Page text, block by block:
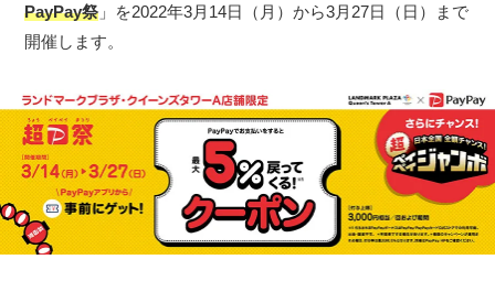
PayPay祭 」を2022年3月14日（月）から3月27日（日）まで
開催します。